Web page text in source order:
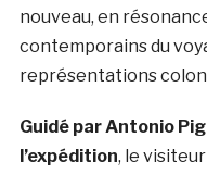
nouveau, en
contemporains du
représentations
Guidé par Antonio
l’expédition, le